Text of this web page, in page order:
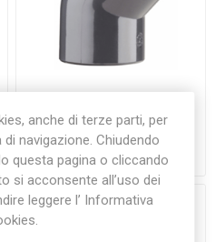
Gomito a 45 gradi a
incollaggio in PVC Ø 32 mm
€2,70
anche di terze parti, per
di navigazione. Chiudendo
questa pagina o cliccando
si acconsente all’uso dei
leggere l’ Informativa